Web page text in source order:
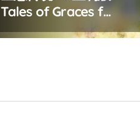
Tales of Graces f
Remastered